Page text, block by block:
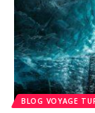
BLOG VOYAGE